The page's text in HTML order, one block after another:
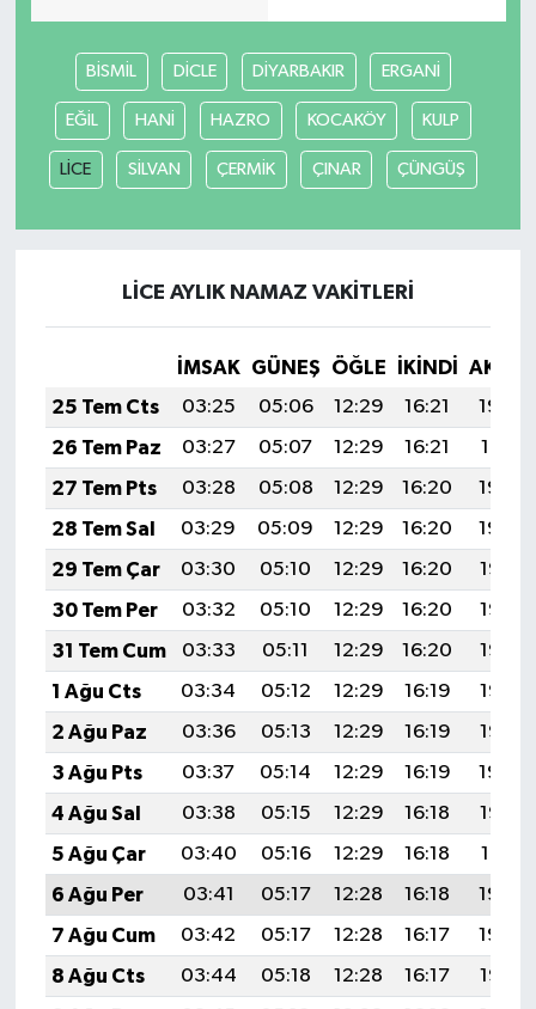
BİSMİL DİCLE DİYARBAKIR ERGANİ
EĞİL HANİ HAZRO KOCAKÖY KULP
LİCE SİLVAN ÇERMİK ÇINAR ÇÜNGÜŞ
LİCE AYLIK NAMAZ VAKITLERI
İMSAK GÜNEŞ ÖĞLE İKINDI
25 Tem Cts
03:25 05:06 12:29 16:21
19:42
26 Tem Paz
03:27 05:07 12:29 16:21
19:41
27 Tem Pts
03:28 05:08 12:29 16:20
19:40
28 Tem Sal
03:29 05:09 12:29 16:20
19:39
29 Tem Çar
03:30 05:10 12:29 16:20
19:38
30 Tem Per
03:32 05:10 12:29 16:20
19:37
31 Tem Cum
03:33 05:11 12:29 16:20
19:37
1 Ağu Cts
03:34 05:12 12:29 16:19
19:36
2 Ağu Paz
03:36 05:13 12:29 16:19
19:35
3 Ağu Pts
03:37 05:14 12:29 16:19
19:34
4 Ağu Sal
03:38 05:15 12:29 16:18
19:32
5 Ağu Çar
03:40 05:16 12:29 16:18
19:31
6 Ağu Per
03:41 05:17 12:28 16:18
19:30
7 Ağu Cum
03:42 05:17 12:28 16:17
19:29
8 Ağu Cts
03:44 05:18 12:28 16:17
19:28